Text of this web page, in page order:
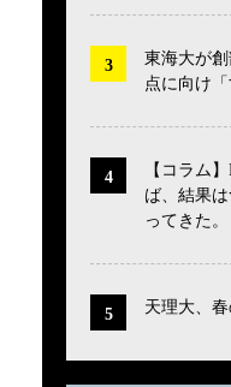
東海大が
点に向け
【コラム
ば、結果
ってきた。
天理大、春